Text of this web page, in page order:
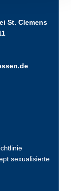
St. Clemens
sexualisierte